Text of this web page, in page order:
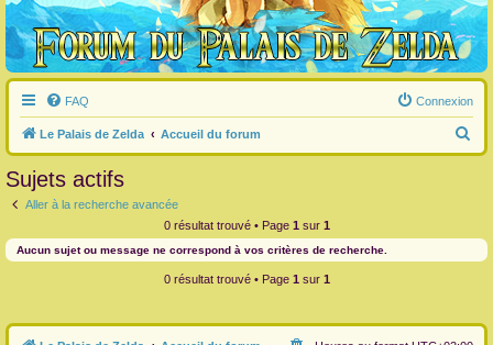
FAQ Connexion
Le Palais de Zelda Accueil du forum
e
e
r
Sujets actifs
Aller à la recherche avancée
0 résultat trouvé • Page 1 sur 1
Aucun sujet ou message ne correspond à vos critères de recherche.
0 résultat trouvé • Page 1 sur 1